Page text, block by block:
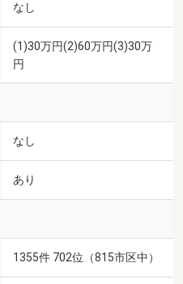
なし
(1)30万円(2)60万円(3)30万
円
なし
あり
1355件 702位（815市区中）